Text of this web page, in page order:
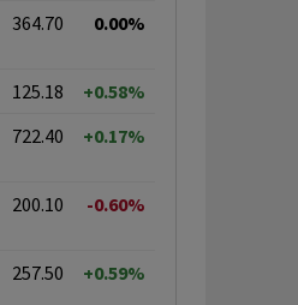
364.70 0.00%
125.18
+0.58%
722.40 +0.17%
200.10 -0.60%
257.50 +0.59%